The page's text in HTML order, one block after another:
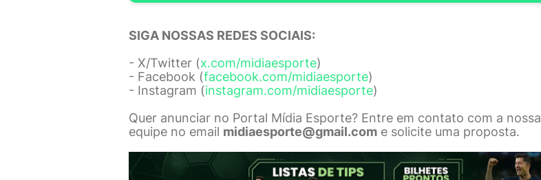
SIGA NOSSAS REDES SOCIAIS:
- X/Twitter (x.com/midiaesporte)
- Facebook (facebook.com/midiaesporte)
- Instagram (instagram.com/midiaesporte)
Quer anunciar no Portal Mídia Esporte? Entre em contato com a nossa
equipe no email midiaesporte@gmail.com e solicite uma proposta.